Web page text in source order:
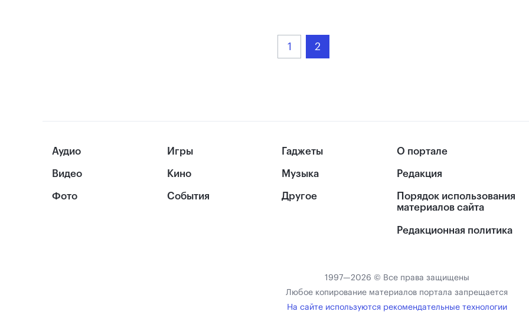
1 2
Аудио
Видео
Фото
Игры
Кино
События
Гаджеты
Музыка
Другое
О портале
Редакция
Порядок использования
материалов сайта
Редакционная политика
1997—2026 © Все права защищены
Любое копирование материалов портала запрещается
На сайте используются рекомендательные технологии